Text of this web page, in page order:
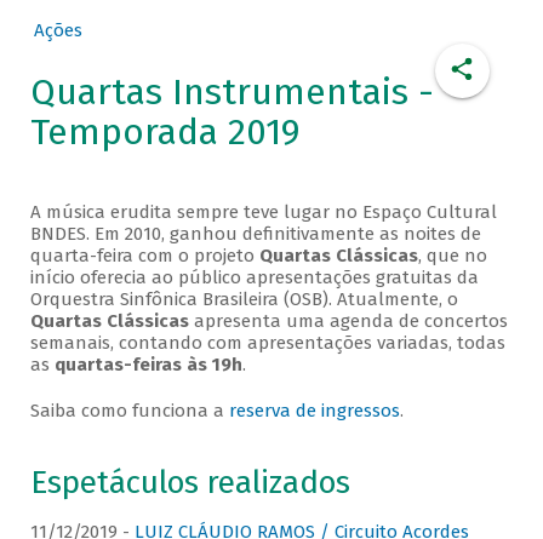
Ações
Quartas Instrumentais -
Temporada 2019
A música erudita sempre teve lugar no Espaço Cultural
BNDES. Em 2010, ganhou definitivamente as noites de
quarta-feira com o projeto Quartas Clássicas, que no
início oferecia ao público apresentações gratuitas da
Orquestra Sinfônica Brasileira (OSB). Atualmente, o
Quartas Clássicasapresenta uma agenda de concertos
semanais, contando com apresentações variadas, todas
as quartas-feiras às 19h.
Saiba como funciona a reserva de ingressos.
Espetáculos realizados
11/12/2019 - LUIZ CLÁUDIO RAMOS / Circuito Acordes